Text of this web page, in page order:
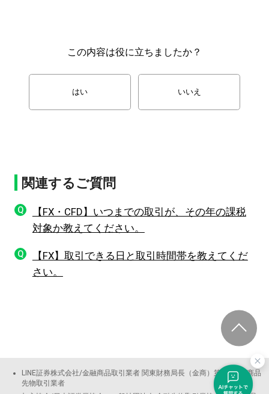
この内容は役に立ちましたか？
はい いいえ
関連するご質問
Q
【FX・CFD】いつまでの取引が、その年の課税
対象か教えてください。
Q
【FX】取引できる日と取引時間帯を教えてくだ
さい。
LINE証券株式会社/金融商品取引業者 関東財務局長（金商）第3144号 商品
先物取引業者